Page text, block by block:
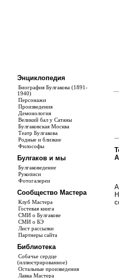
Энциклопедия
Биография Булгакова (1891-
1940)
Персонажи
Произведения
Демонология
Великий бал у Сатаны
Булгаковская Москва
Театр Булгакова
Родные и близкие
Философы
Булгаков и мы
Булгаковедение
Рукописи
Фотогалереи
Сообщество Мастера
Клуб Мастера
Гостевая книга
СМИ о Булгакове
СМИ о БЭ
Лист рассылки
Партнеры сайта
Библиотека
Собачье сердце
(иллюстрированное)
Остальные произведения
Лавка Мастера